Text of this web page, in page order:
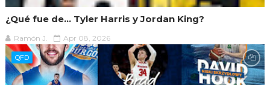
¿Qué fue de... Tyler Harris y Jordan King?
Ramón J. Apr 08, 2026
QFD